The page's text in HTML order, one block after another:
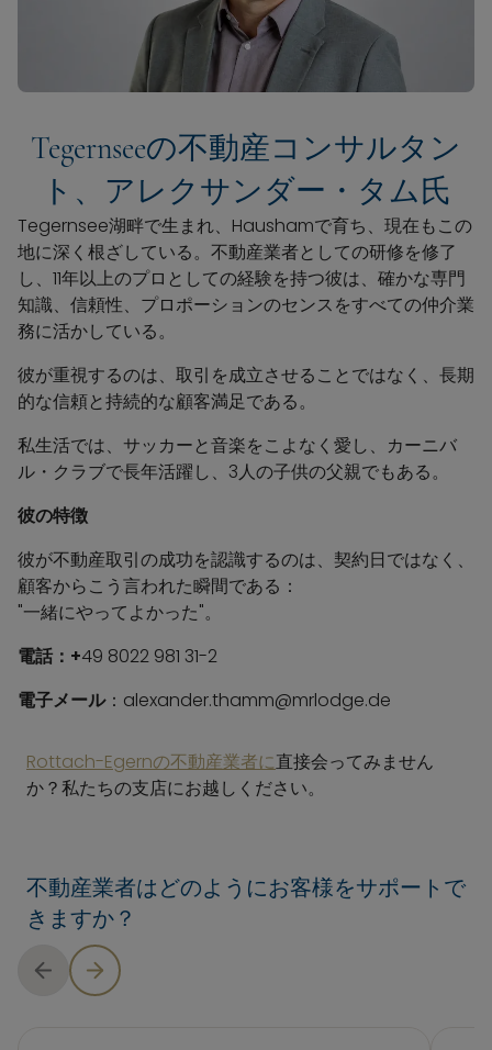
Tegernseeの不動産コンサルタン
ト、アレクサンダー・タム氏
Tegernsee湖畔で生まれ、Haushamで育ち、現在もこの
地に深く根ざしている。不動産業者としての研修を修了
し、11年以上のプロとしての経験を持つ彼は、確かな専門
知識、信頼性、プロポーションのセンスをすべての仲介業
務に活かしている。
彼が重視するのは、取引を成立させることではなく、長期
的な信頼と持続的な顧客満足である。
私生活では、サッカーと音楽をこよなく愛し、カーニバ
ル・クラブで長年活躍し、3人の子供の父親でもある。
彼の特徴
彼が不動産取引の成功を認識するのは、契約日ではなく、
顧客からこう言われた瞬間である：
"一緒にやってよかった"。
電話：+49 8022 981 31-2
電子メール：alexander.thamm@mrlodge.de
Rottach-Egernの不動産業者に直接会ってみません
か？私たちの支店にお越しください。
不動産業者はどのようにお客様をサポートで
きますか？